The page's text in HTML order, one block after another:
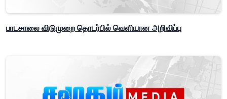
பாடசாலை விடுமுறை தொடர்பில் வௌியான அறிவிப்பு